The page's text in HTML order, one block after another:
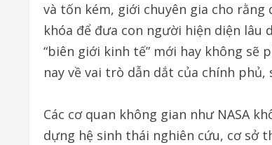
và tốn kém, giới chuyên gia cho
khóa để đưa con người hiện diện
“biên giới kinh tế” mới hay không
nay về vai trò dẫn dắt của chính
Các cơ quan không gian như NASA
dựng hệ sinh thái nghiên cứu, cơ sở